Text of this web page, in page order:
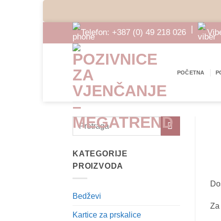
Telefon: +387 (0) 49 218 026 |
POČETNA
KATEGORIJE
PROIZVODA
Bedževi
Kartice za prskalice
Za